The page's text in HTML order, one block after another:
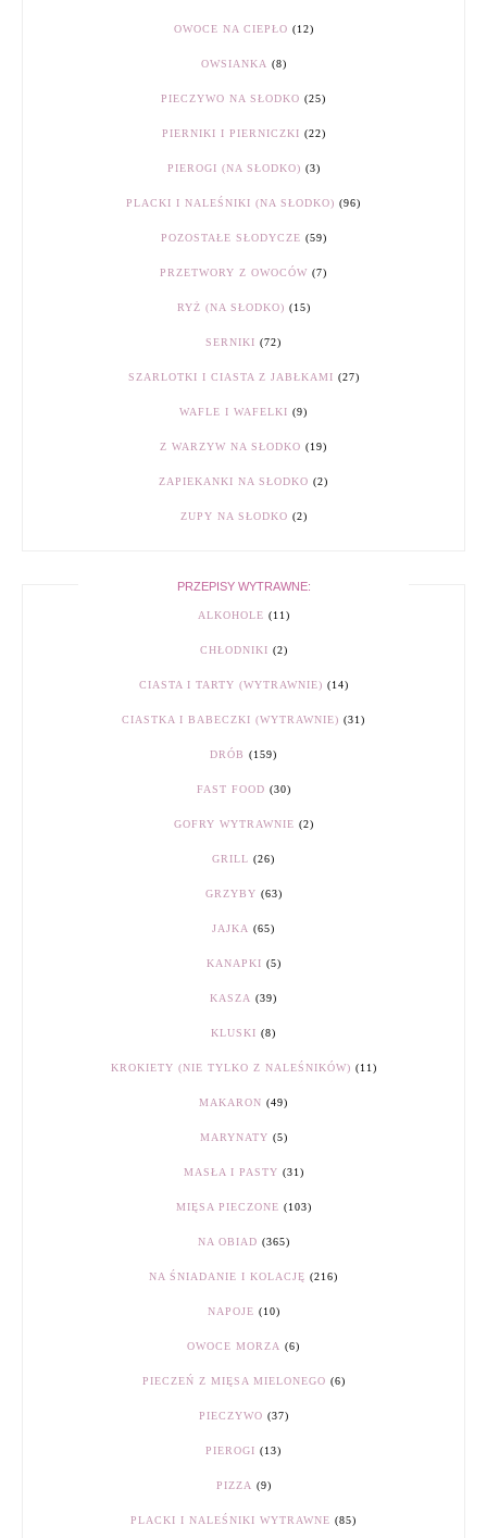
OWOCE NA CIEPŁO (12)
OWSIANKA (8)
PIECZYWO NA SŁODKO (25)
PIERNIKI I PIERNICZKI (22)
PIEROGI (NA SŁODKO) (3)
PLACKI I NALEŚNIKI (NA SŁODKO) (96)
POZOSTAŁE SŁODYCZE (59)
PRZETWORY Z OWOCÓW (7)
RYŻ (NA SŁODKO) (15)
SERNIKI (72)
SZARLOTKI I CIASTA Z JABŁKAMI (27)
WAFLE I WAFELKI (9)
Z WARZYW NA SŁODKO (19)
ZAPIEKANKI NA SŁODKO (2)
ZUPY NA SŁODKO (2)
PRZEPISY WYTRAWNE:
ALKOHOLE (11)
CHŁODNIKI (2)
CIASTA I TARTY (WYTRAWNIE) (14)
CIASTKA I BABECZKI (WYTRAWNIE) (31)
DRÓB (159)
FAST FOOD (30)
GOFRY WYTRAWNIE (2)
GRILL (26)
GRZYBY (63)
JAJKA (65)
KANAPKI (5)
KASZA (39)
KLUSKI (8)
KROKIETY (NIE TYLKO Z NALEŚNIKÓW) (11)
MAKARON (49)
MARYNATY (5)
MASŁA I PASTY (31)
MIĘSA PIECZONE (103)
NA OBIAD (365)
NA ŚNIADANIE I KOLACJĘ (216)
NAPOJE (10)
OWOCE MORZA (6)
PIECZEŃ Z MIĘSA MIELONEGO (6)
PIECZYWO (37)
PIEROGI (13)
PIZZA (9)
PLACKI I NALEŚNIKI WYTRAWNE (85)